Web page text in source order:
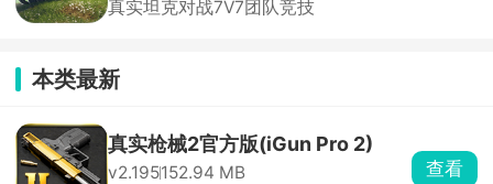
真实坦克对战7V7团队竞技
本类最新
真实枪械2官方版(iGun Pro 2)
v2.195152.94 MB
查看